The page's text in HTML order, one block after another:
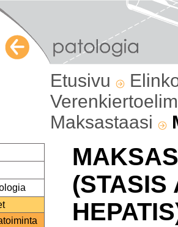
Etusivu
Maksastaasi
(STASIS